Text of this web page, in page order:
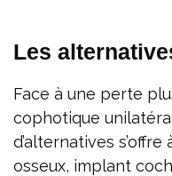
Les
Face à une perte
cophotique
d’alternatives
osseux, implant